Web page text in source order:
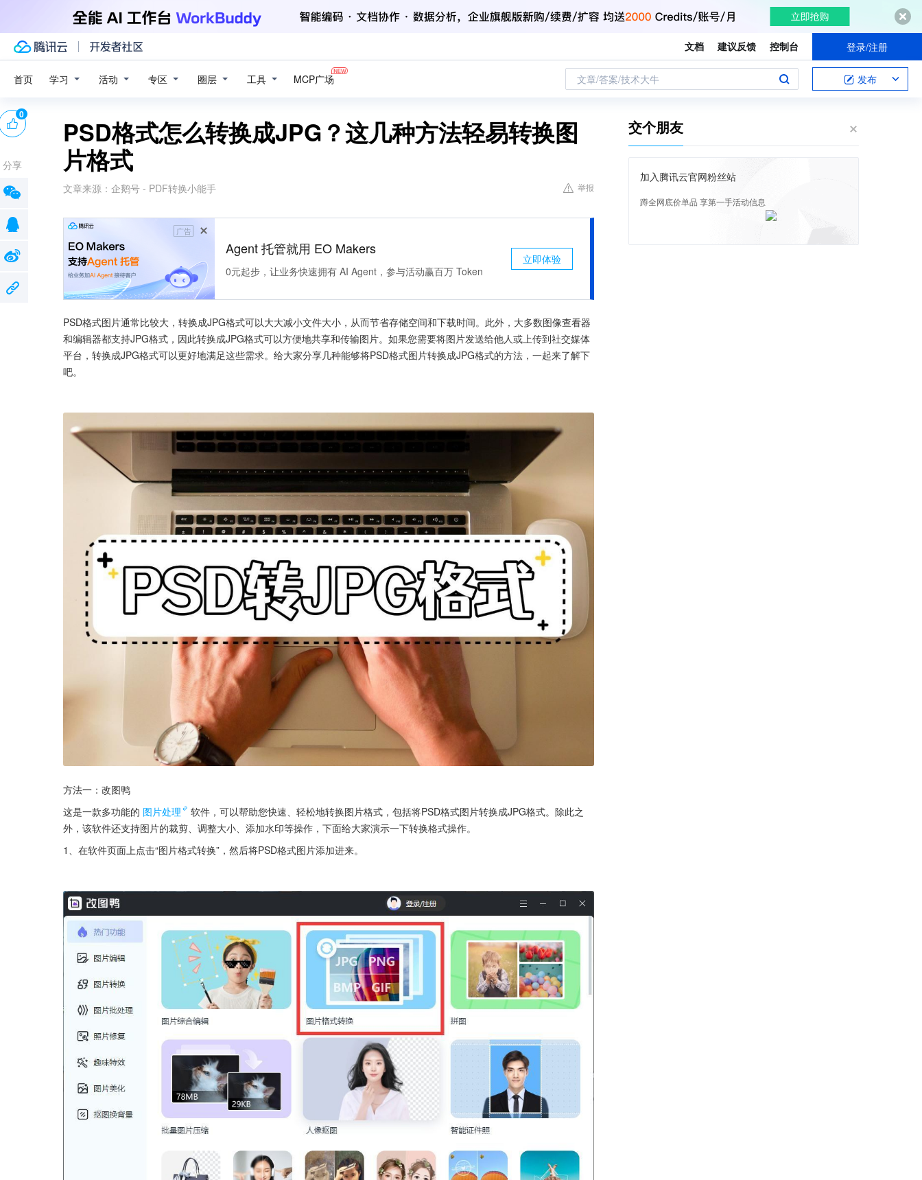
文档 建议反馈 控制台 登录/注册
首页 学习 活动 专区 圈层 工具 MCP广场 文章/答案/技术大牛 发布
PSD格式怎么转换成JPG？这几种方法轻易转换图
片格式
文章来源： 企鹅号 - PDF转换小能手 举报
广告
Agent 托管就用 EO Makers
0元起步，让业务快速拥有 AI Agent，参与活动赢百万 Token
立即体验
PSD格式图片通常比较大，转换成JPG格式可以大大减小文件大小，从而节省存储空间和下载时间。此外，大多数图像查看器
和编辑器都支持JPG格式，因此转换成JPG格式可以方便地共享和传输图片。如果您需要将图片发送给他人或上传到社交媒体
平台，转换成JPG格式可以更好地满足这些需求。给大家分享几种能够将PSD格式图片转换成JPG格式的方法，一起来了解下
吧。
方法一：改图鸭
这是一款多功能的 图片处理
软件，可以帮助您快速、轻松地转换图片格式，包括将PSD格式图片转换成JPG格式。除此之
外，该软件还支持图片的裁剪、调整大小、添加水印等操作，下面给大家演示一下转换格式操作。
1、在软件页面上点击“图片格式转换”，然后将PSD格式图片添加进来。
0
分享
交个朋友
加入腾讯云官网粉丝站
蹲全网底价单品 享第一手活动信息